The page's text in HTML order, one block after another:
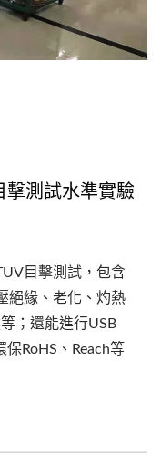
擊測試水準實驗
目擊測試，包含
絕緣、老化、灼熱
；還能進行USB
RoHS、Reach等